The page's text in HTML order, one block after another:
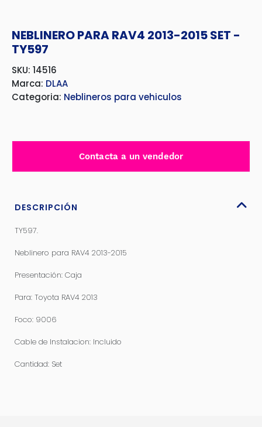
NEBLINERO PARA RAV4 2013-2015 SET -
TY597
SKU: 14516
Marca: DLAA
Categoria: Neblineros para vehiculos
Contacta a un vendedor
DESCRIPCIÓN
TY597.
Neblinero para RAV4 2013-2015
Presentación: Caja
Para: Toyota RAV4 2013
Foco: 9006
Cable de Instalacion: Incluido
Cantidad: Set